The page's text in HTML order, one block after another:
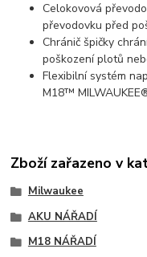
Celokovová
převodovku před
Chránič špičky
poškození plotů
Flexibilní systém
M18™
Zboží zařazeno v
Milwaukee
AKU NÁŘADÍ
M18 NÁŘADÍ